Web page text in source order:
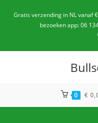
naarGratis verzending in NL vanaf
bezoeken app: 06
0 €